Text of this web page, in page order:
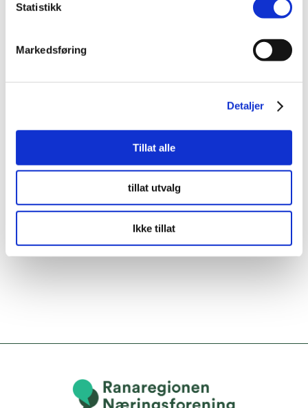
Statistikk
Markedsføring
Detaljer
Tillat alle
tillat utvalg
Ikke tillat